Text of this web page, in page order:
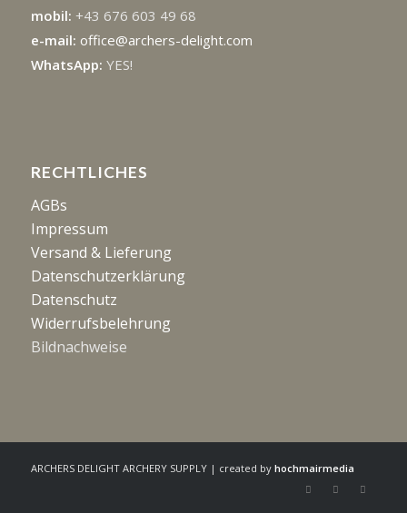
mobil: +43 676 603 49 68
e-mail: office@archers-delight.com
WhatsApp: YES!
RECHTLICHES
AGBs
Impressum
Versand & Lieferung
Datenschutzerklärung
Datenschutz
Widerrufsbelehrung
Bildnachweise
ARCHERS DELIGHT ARCHERY SUPPLY | created by hochmairmedia